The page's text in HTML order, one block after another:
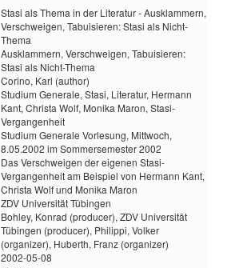
Stasi als Thema in der Literatur - Ausklammern,
Verschweigen, Tabuisieren: Stasi als Nicht-
Thema
Ausklammern, Verschweigen, Tabuisieren:
Stasi als Nicht-Thema
Corino, Karl (author)
Studium Generale, Stasi, Literatur, Hermann
Kant, Christa Wolf, Monika Maron, Stasi-
Vergangenheit
Studium Generale Vorlesung, Mittwoch,
8.05.2002 im Sommersemester 2002
Das Verschweigen der eigenen Stasi-
Vergangenheit am Beispiel von Hermann Kant,
Christa Wolf und Monika Maron
ZDV Universität Tübingen
Bohley, Konrad (producer), ZDV Universität
Tübingen (producer), Philippi, Volker
(organizer), Huberth, Franz (organizer)
2002-05-08